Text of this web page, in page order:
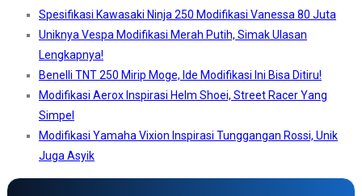
Spesifikasi Kawasaki Ninja 250 Modifikasi Vanessa 80 Juta
Uniknya Vespa Modifikasi Merah Putih, Simak Ulasan
Lengkapnya!
Benelli TNT 250 Mirip Moge, Ide Modifikasi Ini Bisa Ditiru!
Modifikasi Aerox Inspirasi Helm Shoei, Street Racer Yang
Simpel
Modifikasi Yamaha Vixion Inspirasi Tunggangan Rossi, Unik
Juga Asyik